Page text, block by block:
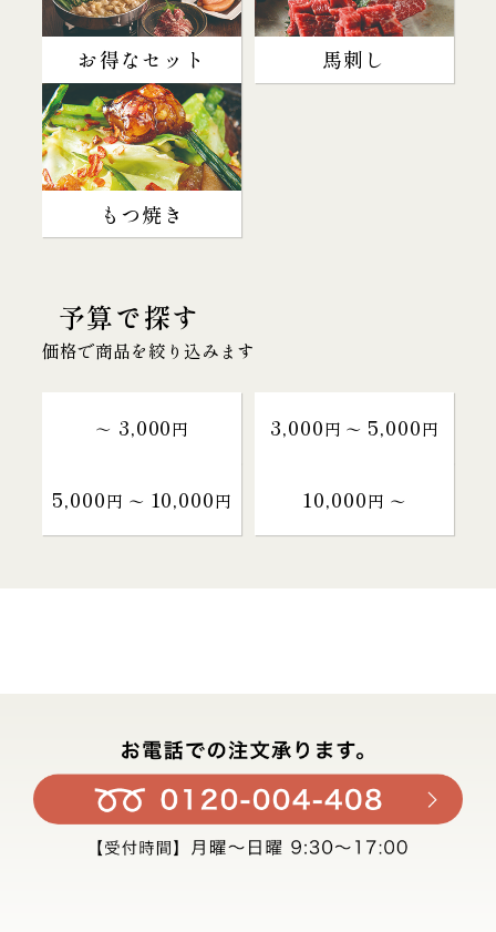
お得なセット 馬刺し
もつ焼き
予算で探す
価格で商品を絞り込みます
～ 3,000円 3,000円 〜 5,000円
5,000円 〜 10,000円 10,000円 〜